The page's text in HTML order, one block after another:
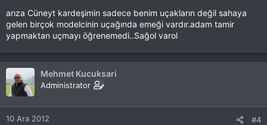
arıza Cüneyt kardeşimin sadece benim uçakların değil sahaya
gelen birçok modelcinin uçağında emeği vardır.adam tamir
yapmaktan uçmayı öğrenemedi..Sağol varol
Mehmet Kucuksari
Administrator
10 Ara 2012 #4